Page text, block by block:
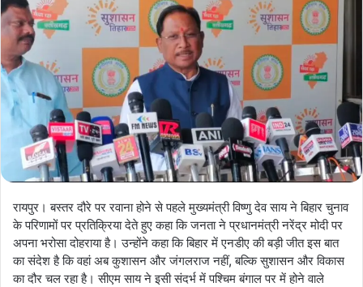
रायपुर। बस्तर दौरे पर रवाना होने से पहले मुख्यमंत्री विष्णु देव साय ने बिहार चुनाव
के परिणामों पर प्रतिक्रिया देते हुए कहा कि जनता ने प्रधानमंत्री नरेंद्र मोदी पर
अपना भरोसा दोहराया है। उन्होंने कहा कि बिहार में एनडीए की बड़ी जीत इस बात
का संदेश है कि वहां अब कुशासन और जंगलराज नहीं, बल्कि सुशासन और विकास
का दौर चल रहा है। सीएम साय ने इसी संदर्भ में पश्चिम बंगाल पर में होने वाले